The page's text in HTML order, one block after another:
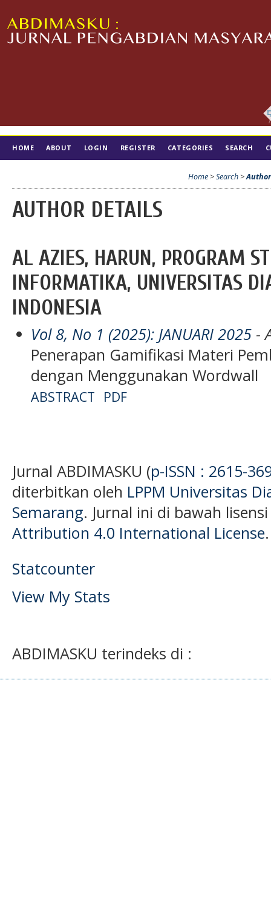
HOME ABOUT LOGIN REGISTER CATEGORIES SEARCH
Home >Search >
AUTHOR DETAILS
AL AZIES, HARUN, PROGRAM
INFORMATIKA, UNIVERSITAS
INDONESIA
Vol 8, No 1 (2025): JANUARI 2025 -
Penerapan Gamifikasi Materi
dengan Menggunakan Wordwall
ABSTRACT PDF
Jurnal ABDIMASKU (p-ISSN : 2615-
diterbitkan oleh LPPM Universitas
Semarang. Jurnal ini di bawah
Attribution 4.0 International License.
Statcounter
View My Stats
ABDIMASKU terindeks di :